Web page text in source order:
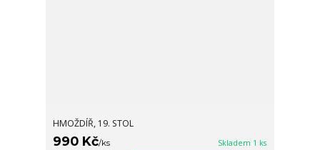
HMOŽDÍŘ, 19. STOL
990 Kč/ks Skladem 1 ks